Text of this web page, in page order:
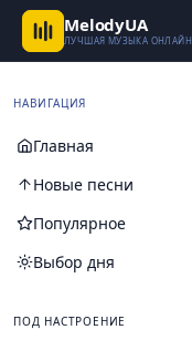
MelodyUA
ЛУЧШАЯ МУЗЫКА ОНЛАЙН
НАВИГАЦИЯ
Главная
Новые песни
Популярное
Выбор дня
ПОД НАСТРОЕНИЕ